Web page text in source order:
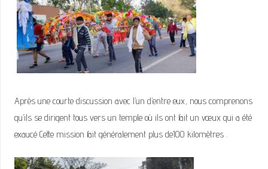
Après une courte discussion avec l’un d’entre eux, nous comprenons
qu’ils se dirigent tous vers un temple où ils ont fait un vœux qui a été
exaucé Cette mission fait généralement plus de100 kilomètres .